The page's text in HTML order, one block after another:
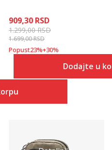
909,30 RSD
1.299,00RSD
1.699,00RSD
Popust23%+30%
Dodajte u